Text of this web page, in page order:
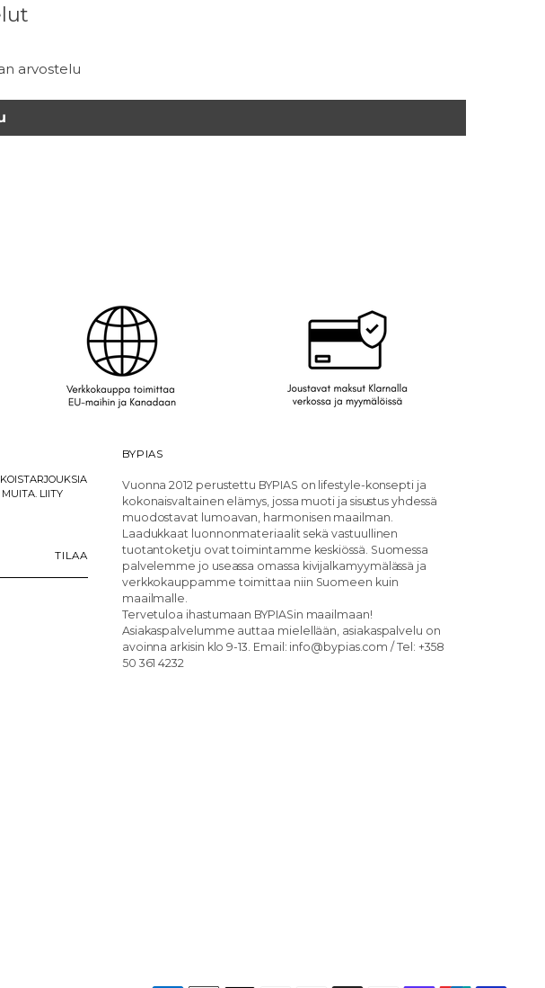
arvostelu
LIITY
TILAA
BYPIAS
Vuonna 2012 perustettu BYPIAS on lifestyle-konsepti ja
kokonaisvaltainen elämys, jossa muoti ja sisustus yhdessä
muodostavat lumoavan, harmonisen maailman.
Laadukkaat luonnonmateriaalit sekä vastuullinen
tuotantoketju ovat toimintamme keskiössä. Suomessa
palvelemme jo useassa omassa kivijalkamyymälässä ja
verkkokauppamme toimittaa niin Suomeen kuin
maailmalle.
Tervetuloa ihastumaan BYPIASin maailmaan!
Asiakaspalvelumme auttaa mielellään, asiakaspalvelu on
avoinna arkisin klo 9-13. Email: info@bypias.com / Tel: +358
50 361 4232